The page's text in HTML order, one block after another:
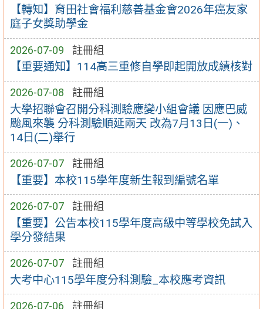
【轉知】育田社會福利慈善基金會2026年癌友家
庭子女獎助學金
2026-07-09 註冊組
【重要通知】114高三重修自學即起開放成績核對
2026-07-08 註冊組
大學招聯會召開分科測驗應變小組會議 因應巴威
颱風來襲 分科測驗順延兩天 改為7月13日(一)、
14日(二)舉行
2026-07-07 註冊組
【重要】本校115學年度新生報到編號名單
2026-07-07 註冊組
【重要】公告本校115學年度高級中等學校免試入
學分發結果
2026-07-07 註冊組
大考中心115學年度分科測驗_本校應考資訊
2026-07-06 註冊組